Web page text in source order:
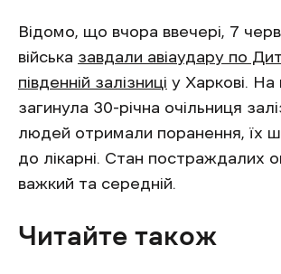
Відомо, що вчора ввечері, 7
війська завдали авіаудару по
південній залізниці у Харкові. На
загинула 30-річна очільниця
людей отримали поранення, їх
до лікарні. Стан постраждалих
важкий та середній.
Читайте також